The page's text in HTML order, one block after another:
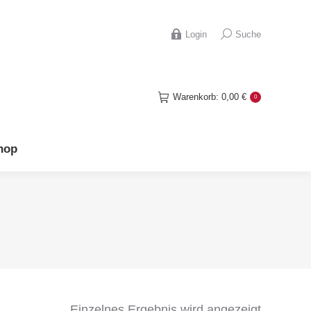
Login Search:
Suche
Warenkorb: 0,00 € 0